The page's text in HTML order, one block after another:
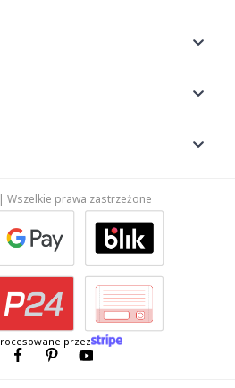
Wszelkie prawa zastrzeżone
przez